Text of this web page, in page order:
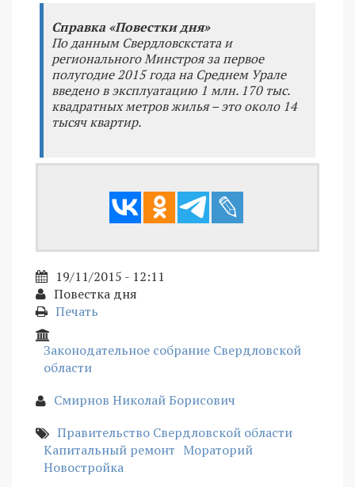
Справка «Повестки дня»
По данным Свердловскстата и
регионального Минстроя за первое
полугодие 2015 года на Среднем Урале
введено в эксплуатацию 1 млн. 170 тыс.
квадратных метров жилья – это около 14
тысяч квартир.
19/11/2015 - 12:11
Повестка дня
Печать
Законодательное собрание Свердловской
области
Смирнов Николай Борисович
Правительство Свердловской области
Капитальный ремонт Мораторий
Новостройка